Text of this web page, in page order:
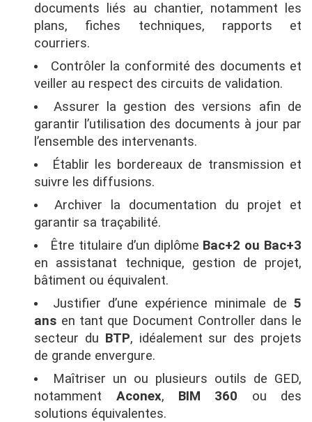
documents liés au chantier, notamment les
plans, fiches techniques, rapports et
courriers.
Contrôler la conformité des documents et
veiller au respect des circuits de validation.
Assurer la gestion des versions afin de
garantir l’utilisation des documents à jour par
l’ensemble des intervenants.
Établir les bordereaux de transmission et
suivre les diffusions.
Archiver la documentation du projet et
garantir sa traçabilité.
Être titulaire d’un diplôme Bac+2 ou Bac+3
en assistanat technique, gestion de projet,
bâtiment ou équivalent.
Justifier d’une expérience minimale de 5
ans en tant que Document Controller dans le
secteur du BTP, idéalement sur des projets
de grande envergure.
Maîtriser un ou plusieurs outils de GED,
notamment Aconex, BIM 360 ou des
solutions équivalentes.